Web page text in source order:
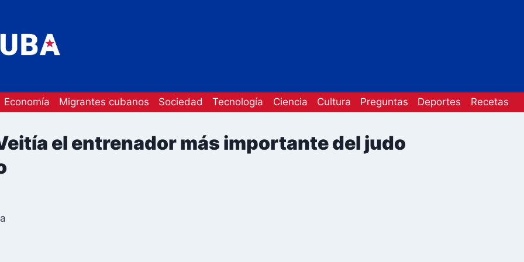
Economía Migrantes cubanos Sociedad Tecnología Ciencia Cultura Preguntas Deportes Recetas
el entrenador más importante del judo